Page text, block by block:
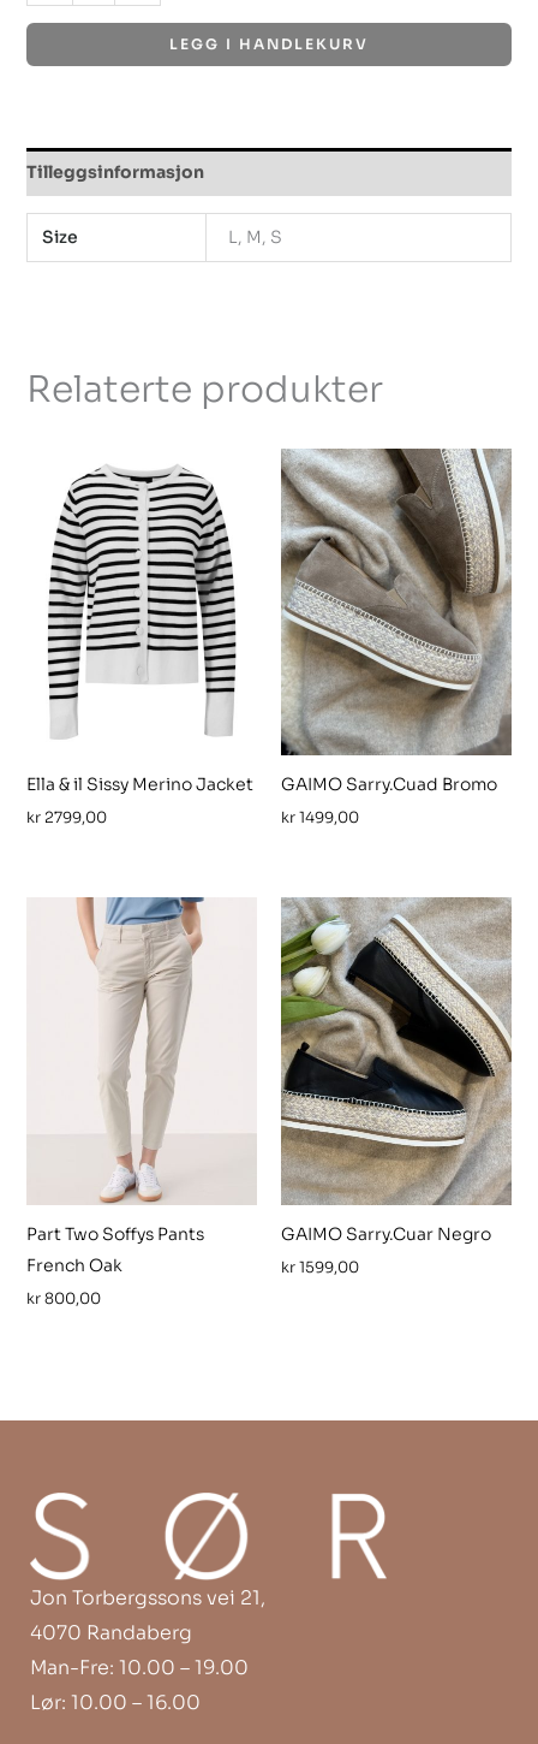
LEGG I HANDLEKURV
Tilleggsinformasjon
Size L, M, S
Relaterte produkter
Ella & il Sissy Merino Jacket
kr2799,00
GAIMO Sarry.Cuad Bromo
kr1499,00
Part Two Soffys Pants
French Oak
kr800,00
GAIMO Sarry.Cuar Negro
kr1599,00
Jon Torbergssons vei 21,
4070 Randaberg
Man-Fre: 10.00 – 19.00
Lør: 10.00 – 16.00